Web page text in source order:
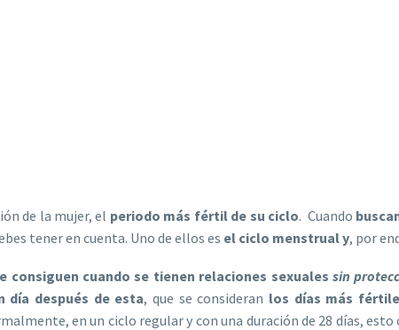
de la mujer, el periodo más fértil de su ciclo. Cuando
tener en cuenta. Uno de ellos es el ciclo menstrual y, por
consiguen cuando se tienen relaciones sexualessin
día después de esta, que se consideran los días más
en un ciclo regular y con una duración de 28 días,